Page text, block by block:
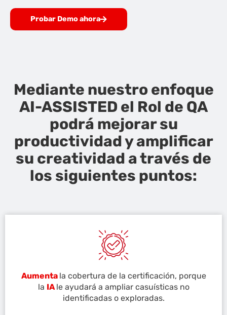
Probar Demo ahora
Mediante nuestro enfoque
AI-ASSISTED el Rol de QA
podrá mejorar su
productividad y amplificar
su creatividad a través de
los siguientes puntos:
Aumenta la cobertura de la certificación, porque
la IA le ayudará a ampliar casuísticas no
identificadas o exploradas.